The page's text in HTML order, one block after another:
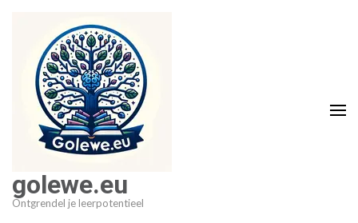
inhoud
golewe.eu
Ontgrendel je leerpotentieel